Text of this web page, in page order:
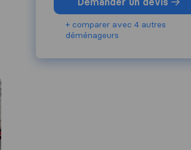
+ comparer avec 4 autres
déménageurs